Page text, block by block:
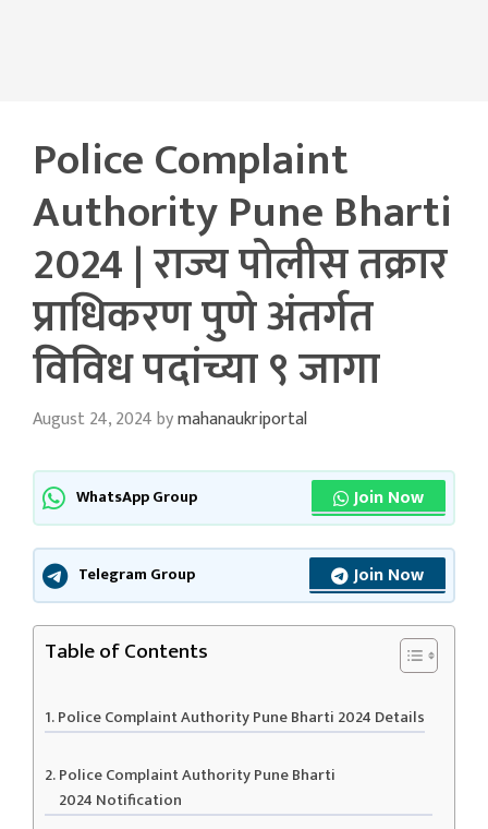
Police Complaint
Authority Pune Bharti
2024 | राज्य पोलीस तक्रार
प्राधिकरण पुणे अंतर्गत
विविध पदांच्या ९ जागा
August 24, 2024bymahanaukriportal
WhatsApp Group Join Now
Telegram Group Join Now
Table of Contents
Police Complaint Authority Pune Bharti 2024 Details
Police Complaint Authority Pune Bharti
2024 Notification